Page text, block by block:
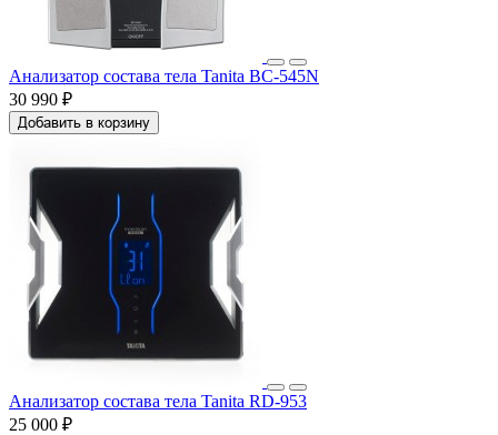
Анализатор состава тела Tanita BC-545N
30 990 ₽
Добавить в корзину
Анализатор состава тела Tanita RD-953
25 000 ₽